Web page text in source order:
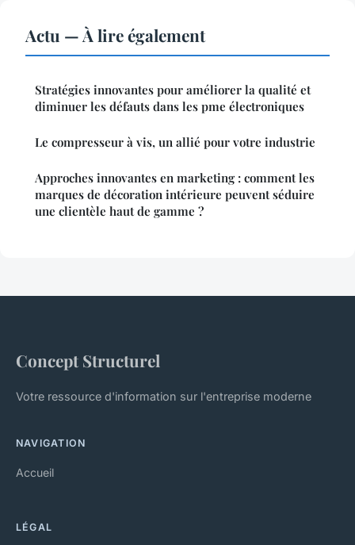
Actu — À lire également
Stratégies innovantes pour améliorer la qualité et
diminuer les défauts dans les pme électroniques
Le compresseur à vis, un allié pour votre industrie
Approches innovantes en marketing : comment les
marques de décoration intérieure peuvent séduire
une clientèle haut de gamme ?
Concept Structurel
Votre ressource d'information sur l'entreprise moderne
NAVIGATION
Accueil
LÉGAL